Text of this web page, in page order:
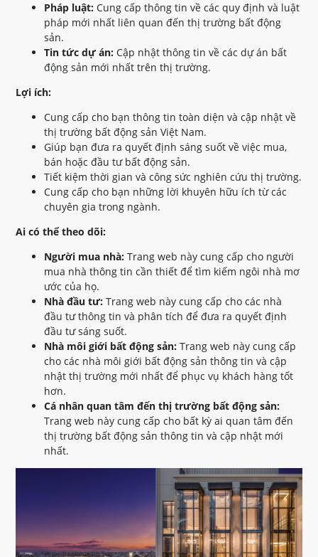
Pháp luật: Cung cấp thông tin về các quy định và luật
pháp mới nhất liên quan đến thị trường bất động
sản.
Tin tức dự án: Cập nhật thông tin về các dự án bất
động sản mới nhất trên thị trường.
Lợi ích:
Cung cấp cho bạn thông tin toàn diện và cập nhật về
thị trường bất động sản Việt Nam.
Giúp bạn đưa ra quyết định sáng suốt về việc mua,
bán hoặc đầu tư bất động sản.
Tiết kiệm thời gian và công sức nghiên cứu thị trường.
Cung cấp cho bạn những lời khuyên hữu ích từ các
chuyên gia trong ngành.
Ai có thể theo dõi:
Người mua nhà: Trang web này cung cấp cho người
mua nhà thông tin cần thiết để tìm kiếm ngôi nhà mơ
ước của họ.
Nhà đầu tư: Trang web này cung cấp cho các nhà
đầu tư thông tin và phân tích để đưa ra quyết định
đầu tư sáng suốt.
Nhà môi giới bất động sản: Trang web này cung cấp
cho các nhà môi giới bất động sản thông tin và cập
nhật thị trường mới nhất để phục vụ khách hàng tốt
hơn.
Cá nhân quan tâm đến thị trường bất động sản:
Trang web này cung cấp cho bất kỳ ai quan tâm đến
thị trường bất động sản thông tin và cập nhật mới
nhất.